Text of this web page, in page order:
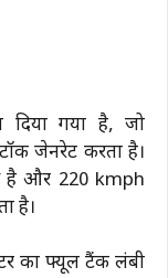
दिया गया है, जो
जेनरेट करता है।
है और 220 kmph
है।
का फ्यूल टैंक लंबी